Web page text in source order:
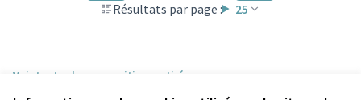
Résultats par page : 25
Voir toutes les propositions retirées